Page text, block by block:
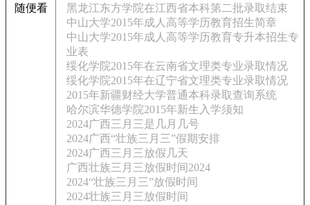
随便看
黑龙江东方学院在江西省本科第二批录取结束
中山大学2015年成人高等学历教育招生简章
中山大学2015年成人高等学历教育专升本招生专
业表
绥化学院2015年在云南省文理类专业录取情况
绥化学院2015年在辽宁省文理类专业录取情况
2015年新疆财经大学普通本科录取查询系统
哈尔滨华德学院2015年新生入学须知
2024广西三月三是几月几号
2024广西“壮族三月三”假期安排
2024广西三月三放假几天
广西壮族三月三放假时间2024
2024“壮族三月三”放假时间
2024壮族三月三放假时间